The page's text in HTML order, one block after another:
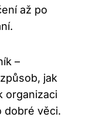
až po
–
jak
organizaci
dobré věci.